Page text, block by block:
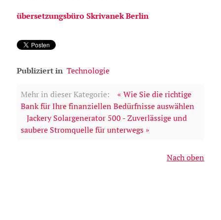
übersetzungsbüro Skrivanek Berlin
Publiziert in Technologie
Mehr in dieser Kategorie:
« Wie Sie die richtige
Bank für Ihre finanziellen Bedürfnisse auswählen
Jackery Solargenerator 500 - Zuverlässige und
saubere Stromquelle für unterwegs »
Nach oben